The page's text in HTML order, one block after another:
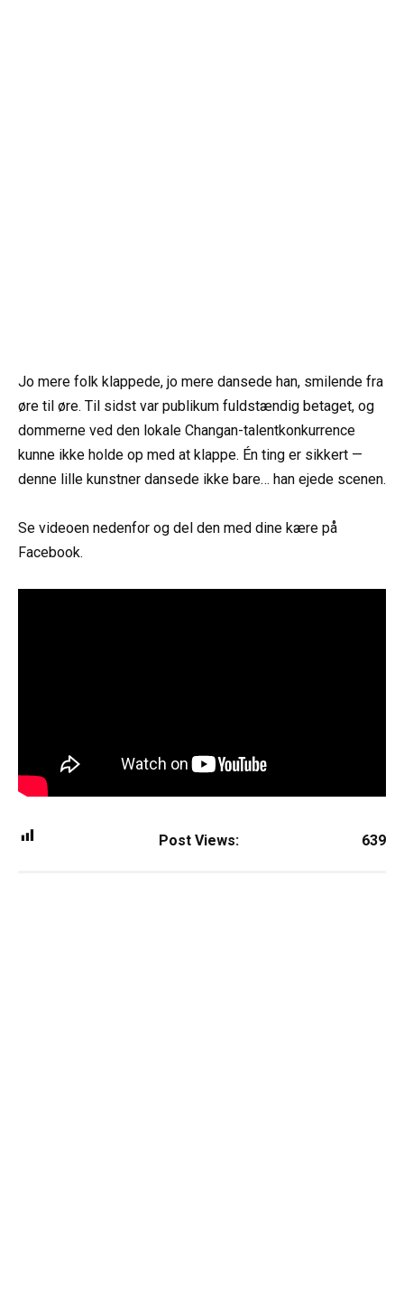
Jo mere folk klappede, jo mere dansede han, smilende fra
øre til øre. Til sidst var publikum fuldstændig betaget, og
dommerne ved den lokale Changan-talentkonkurrence
kunne ikke holde op med at klappe. Én ting er sikkert —
denne lille kunstner dansede ikke bare… han ejede scenen.
Se videoen nedenfor og del den med dine kære på
Facebook.
Post Views: 639